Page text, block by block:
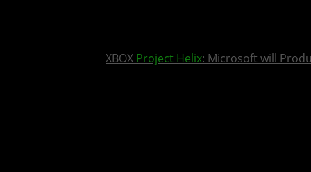
XBOX Project Helix: Microsoft will